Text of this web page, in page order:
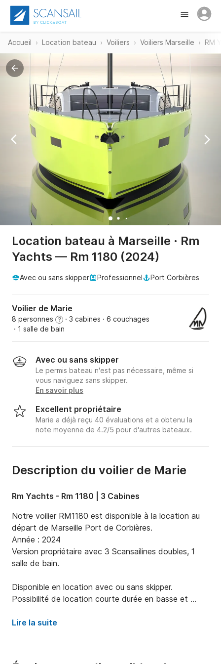
Accueil Location bateau Voiliers Voiliers Marseille RM
Location bateau à Marseille · Rm
Yachts — Rm 1180 (2024)
Avec ou sans skipper Professionnel Port Corbières
Voilier de Marie
8 personnes ? · 3 cabines · 6 couchages
· 1 salle de bain
Avec ou sans skipper
Le permis bateau n'est pas nécessaire, même si
vous naviguez sans skipper.
En savoir plus
Excellent propriétaire
Marie a déjà reçu 40 évaluations et a obtenu la
note moyenne de 4.2/5 pour d'autres bateaux.
Description du voilier de Marie
Rm Yachts - Rm 1180 | 3 Cabines
Notre voilier RM1180 est disponible à la location au
départ de Marseille Port de Corbières.
Année : 2024
Version propriétaire avec 3 Scansailines doubles, 1
salle de bain.
Disponible en location avec ou sans skipper.
Possibilité de location courte durée en basse et
Parc National des Calanques avec un accès aux plus
beaux mouillages du Sud de la France.
Lire la suite